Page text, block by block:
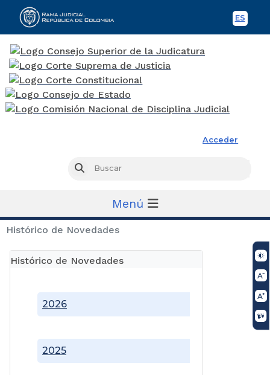
ES
Acceder
Buscar
Menú
Histórico de Novedades
Histórico de Novedades
2025
2026